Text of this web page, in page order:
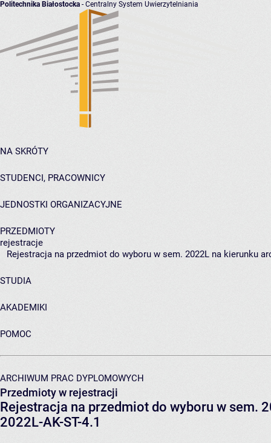
Politechnika Białostocka - Centralny System Uwierzytelniania
NA SKRÓTY
STUDENCI, PRACOWNICY
JEDNOSTKI ORGANIZACYJNE
PRZEDMIOTY
rejestracje
Rejestracja na przedmiot do wyboru w sem. 2022L na kierunku
STUDIA
AKADEMIKI
POMOC
ARCHIWUM PRAC DYPLOMOWYCH
Przedmioty w rejestracji
Rejestracja na przedmiot do wyboru w sem.
2022L-AK-ST-4.1